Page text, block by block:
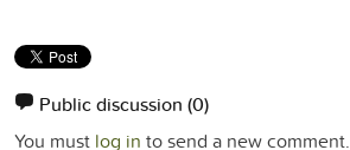
Public discussion (0)
You must log in to send a new comment.